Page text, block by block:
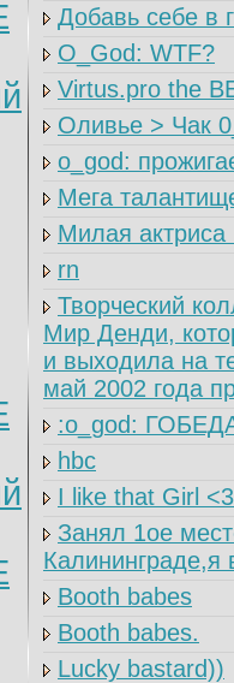
Добавь себе в
O_God: WTF?
Virtus.pro the
Оливье > Чак
o_god:
Мега
Милая
rn
Творческий
Мир Денди,
и выходила на
май 2002 года
:o_god:
hbc
I like that Girl <3
Занял 1ое
Калининграде,я
Booth babes
Booth babes.
Lucky bastard))